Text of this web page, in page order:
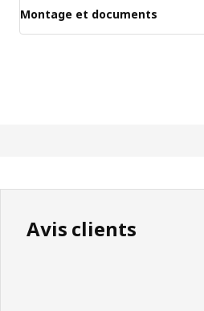
Montage et documents
Avis clients